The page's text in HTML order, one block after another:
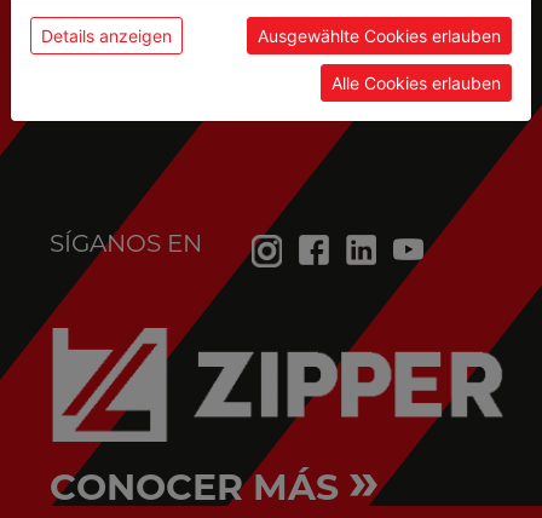
Servicio postventa
(piezas de recambio, solicitudes de servicio,...):
SÍGANOS EN
CONOCER MÁS »
Details anzeigen Ausgewählte Cookies erlauben
Alle Cookies erlauben